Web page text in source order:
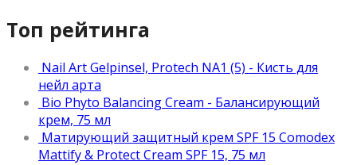
Топ рейтинга
Nail Art Gelpinsel, Protech NA1 (5) - Кисть для
нейл арта
Bio Phyto Balancing Cream - Балансирующий
крем, 75 мл
Матирующий защитный крем SPF 15 Comodex
Mattify & Protect Cream SPF 15, 75 мл